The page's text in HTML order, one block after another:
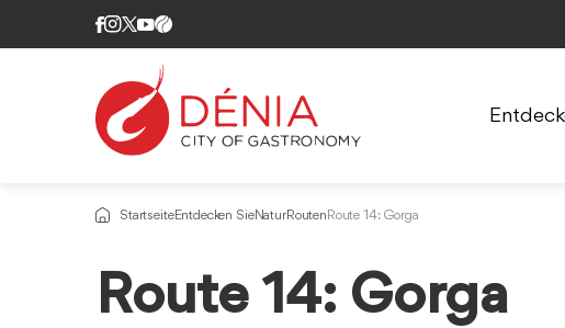
StartseiteEntdecken SieNaturRouten Route 14: Gorga
Route 14: Gorga